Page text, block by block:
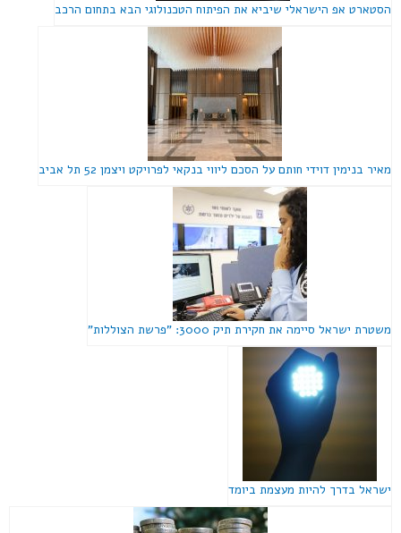
הסטארט אפ הישראלי שיביא את הפיתוח הטכנולוגי הבא בתחום הרכב
מאיר בנימין דוידי חותם על הסכם ליווי בנקאי לפרויקט ויצמן 52 תל אביב
משטרת ישראל סיימה את חקירת תיק 3000: "פרשת הצוללות"
ישראל בדרך להיות מעצמת ביומד